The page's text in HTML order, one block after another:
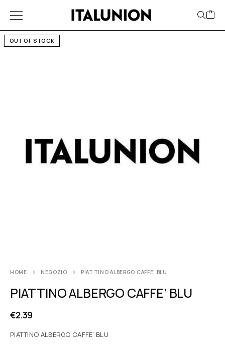
OUT OF STOCK
HOME NEGOZIO PIATTINO ALBERGO CAFFE’ BLU
PIATTINO ALBERGO CAFFE’ BLU
€2.39
PIATTINO ALBERGO CAFFE’ BLU